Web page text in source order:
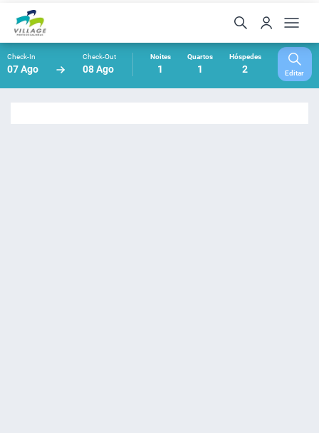
Check-In
07 Ago
Check-Out
08 Ago
Noites
1
Quartos
1
Hóspedes
2 Editar